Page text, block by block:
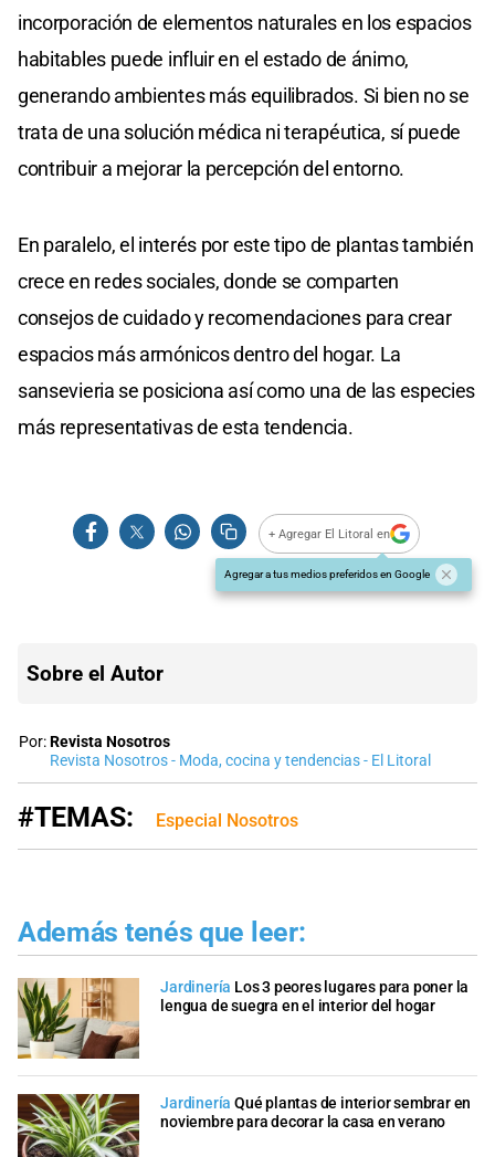
incorporación de elementos naturales en los espacios
habitables puede influir en el estado de ánimo,
generando ambientes más equilibrados. Si bien no se
trata de una solución médica ni terapéutica, sí puede
contribuir a mejorar la percepción del entorno.
En paralelo, el interés por este tipo de plantas también
crece en redes sociales, donde se comparten
consejos de cuidado y recomendaciones para crear
espacios más armónicos dentro del hogar. La
sansevieria se posiciona así como una de las especies
más representativas de esta tendencia.
+ Agregar El Litoral en
Agregar a tus medios preferidos en Google
Sobre el Autor
Por:Revista Nosotros
Revista Nosotros - Moda, cocina y tendencias - El Litoral
#TEMAS: Especial Nosotros
Además tenés que leer:
Jardinería Los 3 peores lugares para poner la
lengua de suegra en el interior del hogar
Jardinería Qué plantas de interior sembrar en
noviembre para decorar la casa en verano